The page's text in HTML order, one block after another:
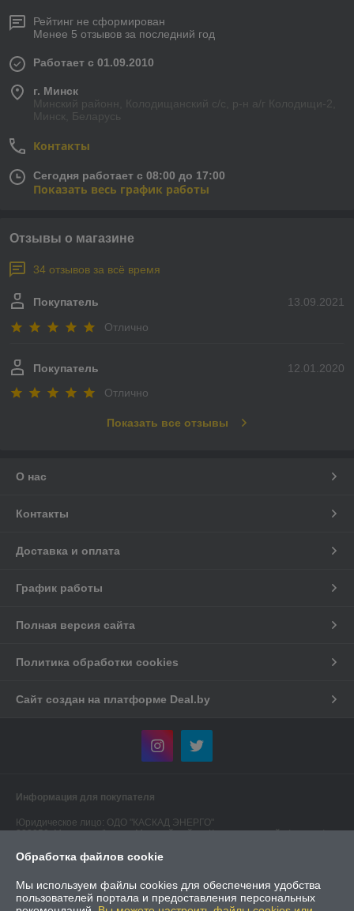
Рейтинг не сформирован
Менее 5 отзывов за последний год
Работает с 01.09.2010
г. Минск
Минский районн, Колодищанский с/с, р-н а/г Колодищи-2,
Минск, Беларусь
Контакты
Сегодня работает с 08:00 до 17:00
Показать весь график работы
Отзывы о магазине
34 отзывов за всё время
13.09.2021
Покупатель
Отлично
12.01.2020
Покупатель
Отлично
Показать все отзывы
О нас
Контакты
Доставка и оплата
График работы
Полная версия сайта
Политика обработки cookies
Сайт создан на платформе Deal.by
Информация для покупателя
Юридическое лицо: ОДО "КАСКАД ЭНЕРГО"
223050, Минская область, Минский район, Колодищанский с/с, р-н а/г
УНП: 190549474
Обработка файлов cookie
Мы используем файлы cookies для обеспечения удобства
пользователей портала и предоставления персональных